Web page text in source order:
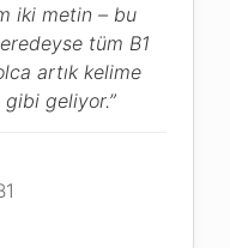
iki metin – bu
tüm B1
artık kelime
gibi geliyor.”